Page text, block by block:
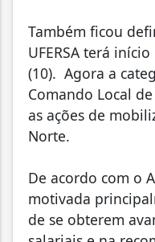
Também ficou
UFERSA terá
(10). Agora a
Comando Local
as ações de
Norte.
De acordo com o
motivada
de se obterem